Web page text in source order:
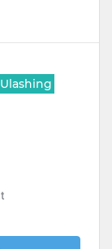
Ulashing